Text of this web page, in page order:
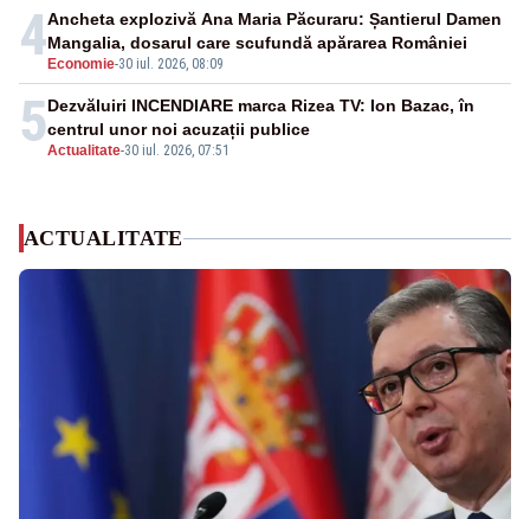
4 Economie-30 iul. 2026, 08:09
Ancheta explozivă Ana Maria Păcuraru: Șantierul Damen
Mangalia, dosarul care scufundă apărarea României
5Actualitate-30 iul. 2026, 07:51
Dezvăluiri INCENDIARE marca Rizea TV: Ion Bazac, în
centrul unor noi acuzații publice
ACTUALITATE